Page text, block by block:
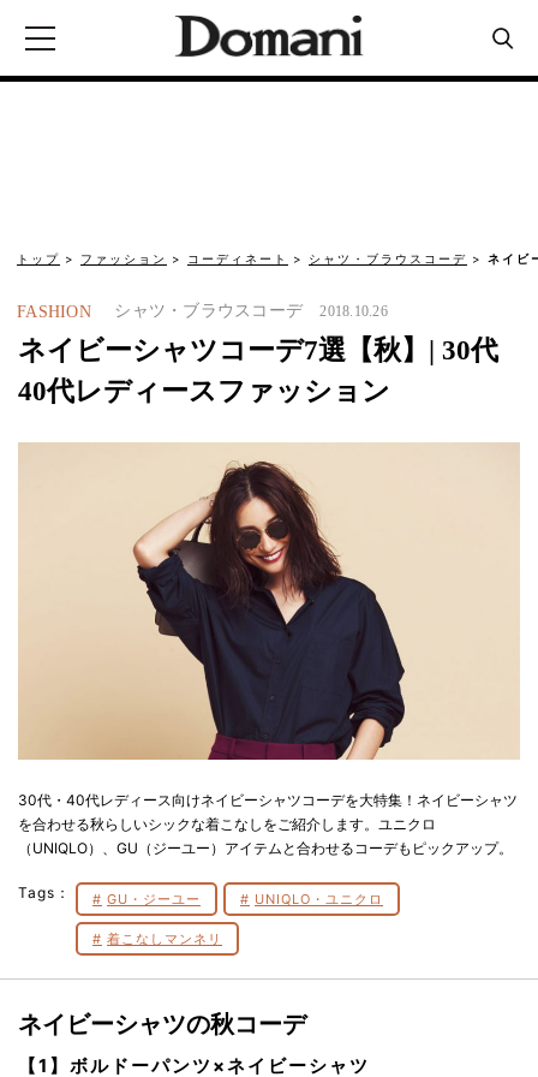
トップ ファッション コーディネート シャツ・ブラウスコーデ ネイビ
FASHION シャツ・ブラウスコーデ 2018.10.26
ネイビーシャツコーデ7選【秋】| 30代
40代レディースファッション
30代・40代レディース向けネイビーシャツコーデを大特集！ネイビーシャツ
を合わせる秋らしいシックな着こなしをご紹介します。ユニクロ
（UNIQLO）、GU（ジーユー）アイテムと合わせるコーデもピックアップ。
Tags： GU・ジーユー UNIQLO・ユニクロ
着こなしマンネリ
ネイビーシャツの秋コーデ
【1】ボルドーパンツ×ネイビーシャツ